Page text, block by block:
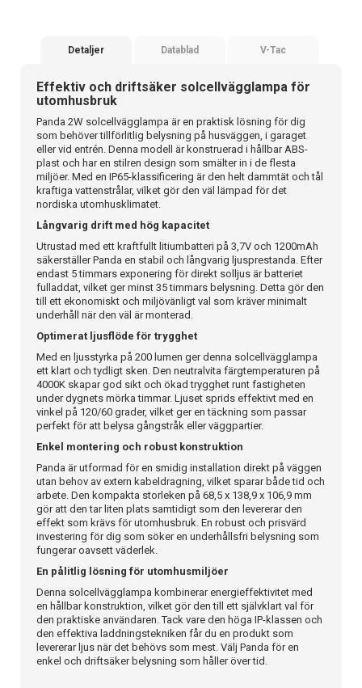
Detaljer Datablad V-Tac
Effektiv och driftsäker solcellvägglampa för
utomhusbruk
Panda 2W solcellvägglampa är en praktisk lösning för dig
som behöver tillförlitlig belysning på husväggen, i garaget
eller vid entrén. Denna modell är konstruerad i hållbar ABS-
plast och har en stilren design som smälter in i de flesta
miljöer. Med en IP65-klassificering är den helt dammtät och tål
kraftiga vattenstrålar, vilket gör den väl lämpad för det
nordiska utomhusklimatet.
Långvarig drift med hög kapacitet
Utrustad med ett kraftfullt litiumbatteri på 3,7V och 1200mAh
säkerställer Panda en stabil och långvarig ljusprestanda. Efter
endast 5 timmars exponering för direkt solljus är batteriet
fulladdat, vilket ger minst 35 timmars belysning. Detta gör den
till ett ekonomiskt och miljövänligt val som kräver minimalt
underhåll när den väl är monterad.
Optimerat ljusflöde för trygghet
Med en ljusstyrka på 200 lumen ger denna solcellvägglampa
ett klart och tydligt sken. Den neutralvita färgtemperaturen på
4000K skapar god sikt och ökad trygghet runt fastigheten
under dygnets mörka timmar. Ljuset sprids effektivt med en
vinkel på 120/60 grader, vilket ger en täckning som passar
perfekt för att belysa gångstråk eller väggpartier.
Enkel montering och robust konstruktion
Panda är utformad för en smidig installation direkt på väggen
utan behov av extern kabeldragning, vilket sparar både tid och
arbete. Den kompakta storleken på 68,5 x 138,9 x 106,9 mm
gör att den tar liten plats samtidigt som den levererar den
effekt som krävs för utomhusbruk. En robust och prisvärd
investering för dig som söker en underhållsfri belysning som
fungerar oavsett väderlek.
En pålitlig lösning för utomhusmiljöer
Denna solcellvägglampa kombinerar energieffektivitet med
en hållbar konstruktion, vilket gör den till ett självklart val för
den praktiske användaren. Tack vare den höga IP-klassen och
den effektiva laddningstekniken får du en produkt som
levererar ljus när det behövs som mest. Välj Panda för en
enkel och driftsäker belysning som håller över tid.